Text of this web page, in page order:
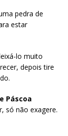
pedra de
estar
lo muito
depois tire
Páscoa
só não exagere.